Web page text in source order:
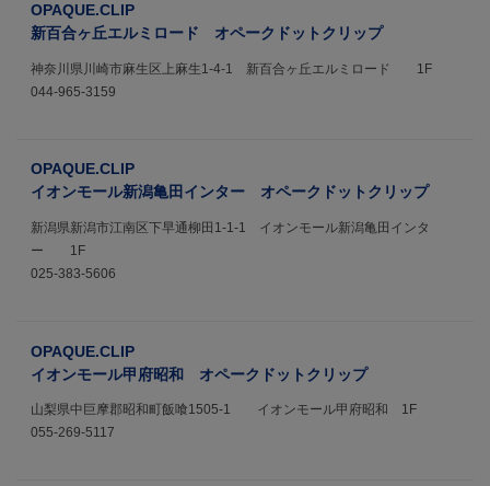
OPAQUE.CLIP
新百合ヶ丘エルミロード オペークドットクリップ
神奈川県川崎市麻生区上麻生1-4-1 新百合ヶ丘エルミロード 1F
044-965-3159
OPAQUE.CLIP
イオンモール新潟亀田インター オペークドットクリップ
新潟県新潟市江南区下早通柳田1-1-1 イオンモール新潟亀田インタ
ー 1F
025-383-5606
OPAQUE.CLIP
イオンモール甲府昭和 オペークドットクリップ
山梨県中巨摩郡昭和町飯喰1505-1 イオンモール甲府昭和 1F
055-269-5117